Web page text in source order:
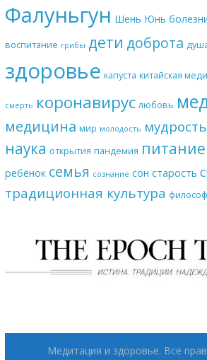
Фалуньгун Шень Юнь
воспитание грибы дети доброта
здоровье капуста китайская
смерть коронавирус любовь
медицина мир молодость мудрость
наука открытия пандемия питание
ребёнок семья сознание сон старость
традиционная культура
Медитация и здоровье. Все